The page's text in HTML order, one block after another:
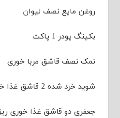
روغن مایع نصف لیوان
بکینگ پودر 1 پاکت
نمک نصف قاشق مربا خوری
شوید خرد شده 2 قاشق غذا خوری
جعفری دو قاشق غذا خوری